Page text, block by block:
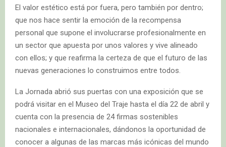
El valor estético está por fuera, pero también por dentro;
que nos hace sentir la emoción de la recompensa
personal que supone el involucrarse profesionalmente en
un sector que apuesta por unos valores y vive alineado
con ellos; y que reafirma la certeza de que el futuro de las
nuevas generaciones lo construimos entre todos.
La Jornada abrió sus puertas con una exposición que se
podrá visitar en el Museo del Traje hasta el día 22 de abril y
cuenta con la presencia de 24 firmas sostenibles
nacionales e internacionales, dándonos la oportunidad de
conocer a algunas de las marcas más icónicas del mundo